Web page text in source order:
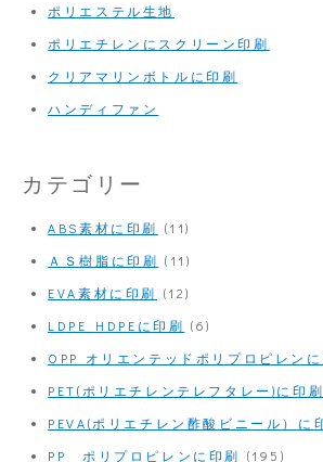
ポリエステル生地
ポリエチレンにスクリーン印刷
クリアマリンボトルに印刷
ハンディファン
カテゴリー
ABS素材に印刷 (11)
ＡＳ樹脂に印刷 (11)
EVA素材に印刷 (12)
LDPE HDPEに印刷 (6)
OPP オリエンテッドポリプロピレン
PET(ポリエチレンテレフタレー)に印刷
PEVA(ポリエチレン酢酸ビニール）に
PP ポリプロピレンに印刷 (195)